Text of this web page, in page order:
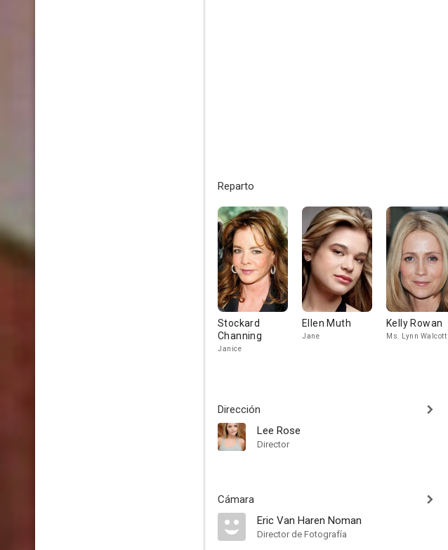
Reparto
Stockard
Channing
Janice
Ellen Muth
Jane
Kelly Rowan
Ms. Lynn Walcott
Dirección
Lee Rose
Director
Cámara
Eric Van Haren Noman
Director de Fotografía